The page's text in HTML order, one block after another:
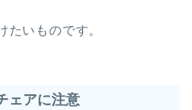
たいものです。
ェアに注意